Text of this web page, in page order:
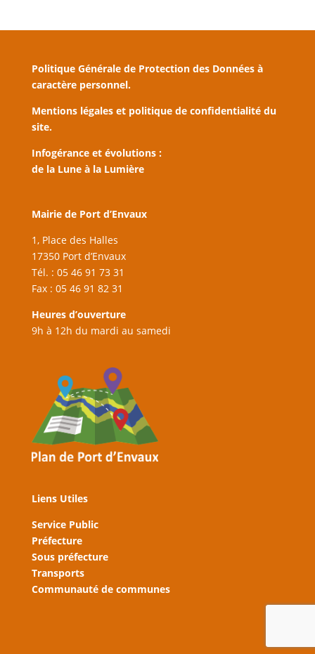
Politique Générale de Protection des Données à
caractère personnel.
Mentions légales et politique de confidentialité du
site.
Infogérance et évolutions :
de la Lune à la Lumière
Mairie de Port d’Envaux
1, Place des Halles
17350 Port d’Envaux
Tél. : 05 46 91 73 31
Fax : 05 46 91 82 31
Heures d’ouverture
9h à 12h du mardi au samedi
Liens Utiles
Service Public
Préfecture
Sous préfecture
Transports
Communauté de communes